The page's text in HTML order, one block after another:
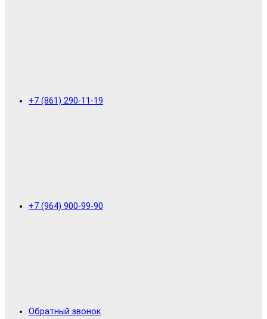
+7 (861) 290-11-19
+7 (964) 900-99-90
Обратный звонок